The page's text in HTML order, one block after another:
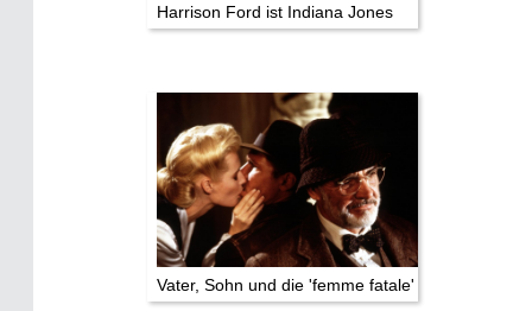
Harrison Ford ist Indiana Jones
Vater, Sohn und die 'femme fatale'